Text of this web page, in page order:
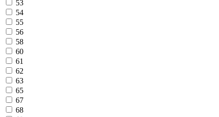
53
54
55
56
58
60
61
62
63
65
67
68